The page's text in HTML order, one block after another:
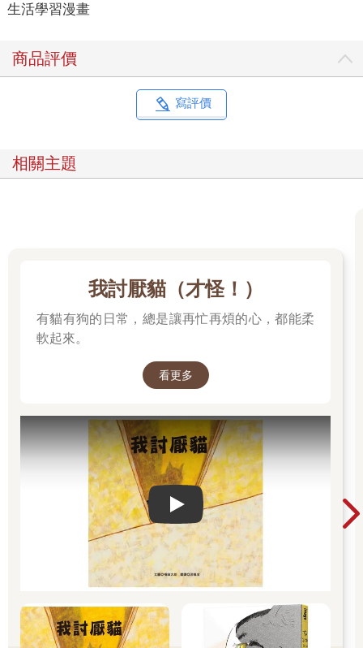
生活學習漫畫
商品評價
寫評價
相關主題
我討厭貓（才怪！）
有貓有狗的日常，總是讓再忙再煩的心，都能柔
軟起來。
看更多
Play video